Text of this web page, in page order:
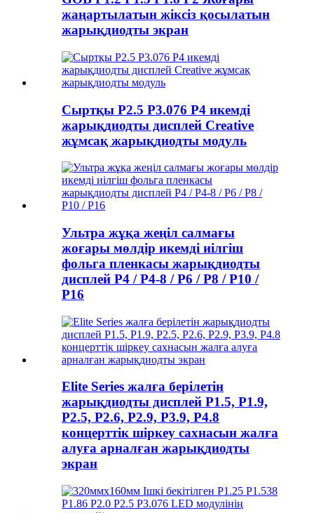
жаңартылатын жіксіз қосылатын
жарықдиодты экран
Сыртқы P2.5 P3.076 P4 икемді
жарықдиодты дисплей Creative
жұмсақ жарықдиодты модуль
Ультра жұқа жеңіл салмағы
жоғары мөлдір икемді иілгіш
фольга пленкасы жарықдиодты
дисплей P4 / P4-8 / P6 / P8 / P10 /
P16
Elite Series жалға берілетін
жарықдиодты дисплей P1.5, P1.9,
P2.5, P2.6, P2.9, P3.9, P4.8
концерттік шіркеу сахнасын жалға
алуға арналған жарықдиодты
экран